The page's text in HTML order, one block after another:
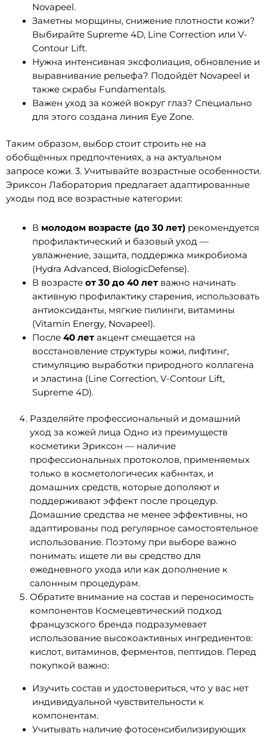
Novapeel.
Заметны морщины, снижение плотности кожи?
Выбирайте Supreme 4D, Line Correction или V-
Contour Lift.
Нужна интенсивная эксфолиация, обновление и
выравнивание рельефа? Подойдёт Novapeel и
также скрабы Fundamentals.
Важен уход за кожей вокруг глаз? Специально
для этого создана линия Eye Zone.
Таким образом, выбор стоит строить не на
обобщённых предпочтениях, а на актуальном
запросе кожи. 3. Учитывайте возрастные особенности.
Эриксон Лаборатория предлагает адаптированные
уходы под все возрастные категории:
В молодом возрасте (до 30 лет)рекомендуется
профилактический и базовый уход —
увлажнение, защита, поддержка микробиома
(Hydra Advanced, BiologicDefense).
В возрасте от 30 до 40 летважно начинать
активную профилактику старения, использовать
антиоксиданты, мягкие пилинги, витамины
(Vitamin Energy, Novapeel).
После 40 летакцент смещается на
восстановление структуры кожи, лифтинг,
стимуляцию выработки природного коллагена
и эластина (Line Correction, V-Contour Lift,
Supreme 4D).
Разделяйте профессиональный и домашний
уход за кожей лица Одно из преимуществ
косметики Эриксон — наличие
профессиональных протоколов, применяемых
только в косметологичесих кабннтах, и
домашних средств, которые дополяют и
поддерживают эффект после процедур.
Домашние средства не менее эффективны, но
адаптированы под регулярное самостоятельное
использование. Поэтому при выборе важно
понимать: ищете ли вы средство для
ежедневного ухода или как дополнение к
салонным процедурам.
Обратите внимание на состав и переносимость
компонентов Космецевтический подход
французского бренда подразумевает
использование высокоактивных ингредиентов:
кислот, витаминов, ферментов, пептидов. Перед
покупкой важно:
Изучить состав и удостовериться, что у вас нет
индивидуальной чувствительности к
компонентам.
Учитывать наличие фотосенсибилизирующих